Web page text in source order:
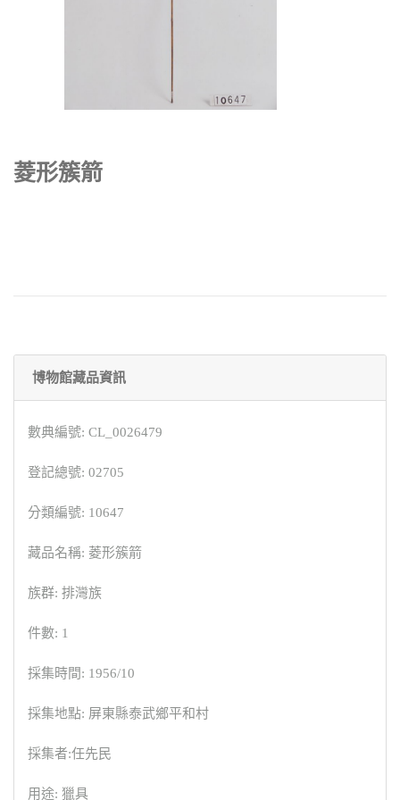
菱形簇箭
博物館藏品資訊
數典編號: CL_0026479
登記總號: 02705
分類編號: 10647
藏品名稱: 菱形簇箭
族群: 排灣族
件數: 1
採集時間: 1956/10
採集地點: 屏東縣泰武鄉平和村
採集者:任先民
用途: 獵具